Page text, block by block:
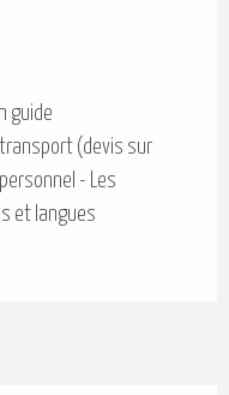
guide
(devis sur
- Les
et langues